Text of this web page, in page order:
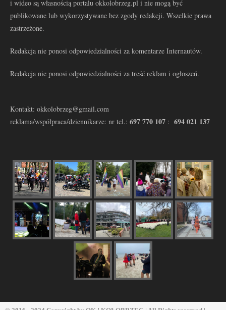
i wideo są własnością portalu okkolobrzeg.pl i nie mogą być
publikowane lub wykorzystywane bez zgody redakcji. Wszelkie prawa
zastrzeżone.
Redakcja nie ponosi odpowiedzialności za komentarze Internautów.
Redakcja nie ponosi odpowiedzialności za treść reklam i ogłoszeń.
Kontakt: okkolobrzeg@gmail.com
reklama/współpraca/dziennikarze: nr tel.: 697 770 107 : 694 021 137